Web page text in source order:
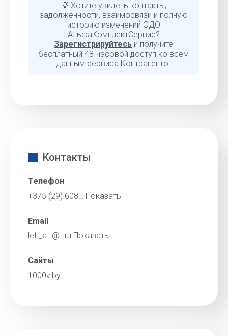
💡 Хотите увидеть контакты,
задолженности, взаимосвязи и полную
историю изменений ОДО
АльфаКомплектСервис?
Зарегистрируйтесь и получите
бесплатный 48-часовой доступ ко всем
данным сервиса Контрагенто.
Контакты
Телефон
+375 (29) 608… Показать
Email
lefi_a…@…ru Показать
Сайты
1000v.by